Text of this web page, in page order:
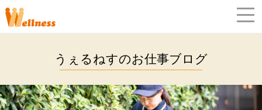
うぇるねすのお仕事ブログ